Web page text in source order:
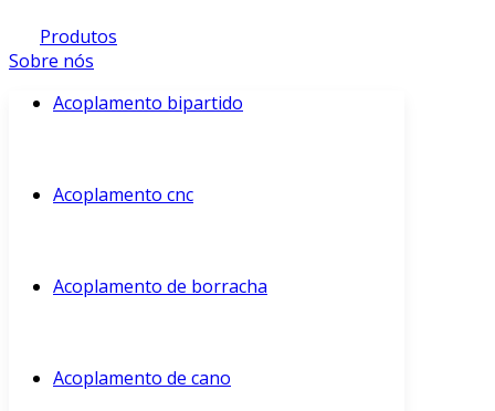
Produtos
Sobre nós
Acoplamento bipartido
Acoplamento cnc
Acoplamento de borracha
Acoplamento de cano